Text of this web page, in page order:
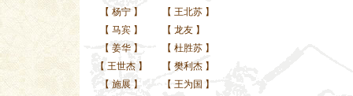
【 杨宁】 【 王北苏 】
【 马宾】 【 龙友 】
【 姜华】 【 杜胜苏 】
【 王世杰】 【 樊利杰 】
【 施展 】 【 王为国 】